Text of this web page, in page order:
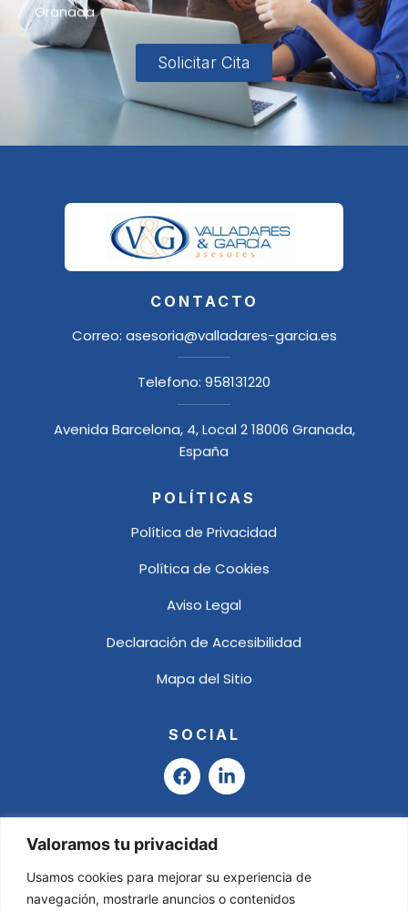
Valoramos tu privacidad
Usamos cookies para mejorar su experiencia de
navegación, mostrarle anuncios o contenidos
Granada
Solicitar Cita
CONTACTO
Correo: asesoria@valladares-garcia.es
Telefono: 958131220
Avenida Barcelona, 4, Local 2 18006 Granada,
España
POLÍTICAS
Política de Privacidad
Política de Cookies
Aviso Legal
Declaración de Accesibilidad
Mapa del Sitio
SOCIAL
F
a
e
b
o
o
k
L
i
k
i
n